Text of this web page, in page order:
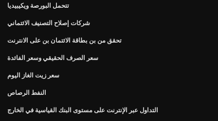
تتحمل البورصة ويكيبيديا
شركات إصلاح التصنيف الائتماني
تحقق من بن بطاقة الائتمان بن على الانترنت
سعر الصرف الحقيقي وسعر الفائدة
سعر زيت الغاز اليوم
النفط الرصاص
التداول عبر الإنترنت على مستوى البنك القياسية في الخارج